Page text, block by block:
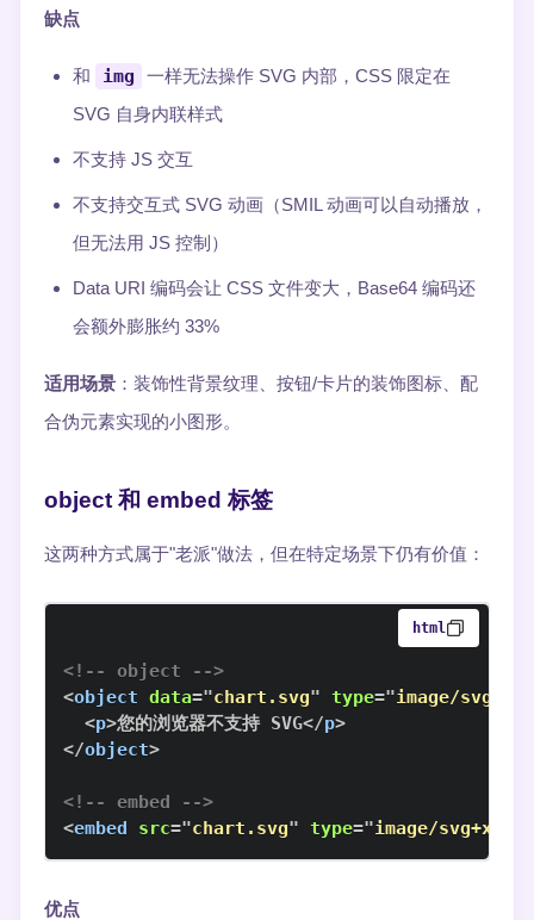
缺点
和 img
一样无法操作 SVG 内部，CSS 限定在
SVG 自身内联样式
不支持 JS 交互
不支持交互式 SVG 动画（SMIL 动画可以自动播放，
但无法用 JS 控制）
Data URI 编码会让 CSS 文件变大，Base64 编码还
会额外膨胀约 33%
适用场景 ：装饰性背景纹理、按钮/卡片的装饰图标、配
合伪元素实现的小图形。
object 和 embed 标签
这两种方式属于"老派"做法，但在特定场景下仍有价值：
html
<!-- object -->
<object data="chart.svg" type="image/svg+xml
<p>您的浏览器不支持 SVG</p>
</object>
<!-- embed -->
<embed src="chart.svg" type="image/svg+xml
优点